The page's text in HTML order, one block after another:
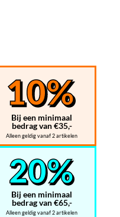
Bij een minimaal
bedrag van €35,-
Alleen geldig vanaf 2 artikelen
Bij een minimaal
bedrag van €65,-
Alleen geldig vanaf 2 artikelen